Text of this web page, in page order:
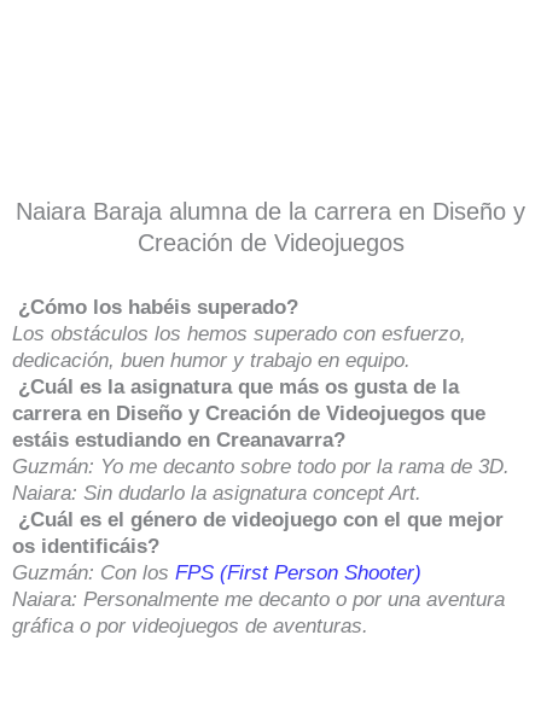
Naiara Baraja alumna de la carrera en Diseño y
Creación de Videojuegos
¿Cómo los habéis superado?
Los obstáculos los hemos superado con esfuerzo,
dedicación, buen humor y trabajo en equipo.
¿Cuál es la asignatura que más os gusta de la
carrera en Diseño y Creación de Videojuegos que
estáis estudiando en Creanavarra?
Guzmán: Yo me decanto sobre todo por la rama de 3D.
Naiara: Sin dudarlo la asignatura concept Art.
¿Cuál es el género de videojuego con el que mejor
os identificáis?
Guzmán: Con los FPS (First Person Shooter)
Naiara: Personalmente me decanto o por una aventura
gráfica o por videojuegos de aventuras.